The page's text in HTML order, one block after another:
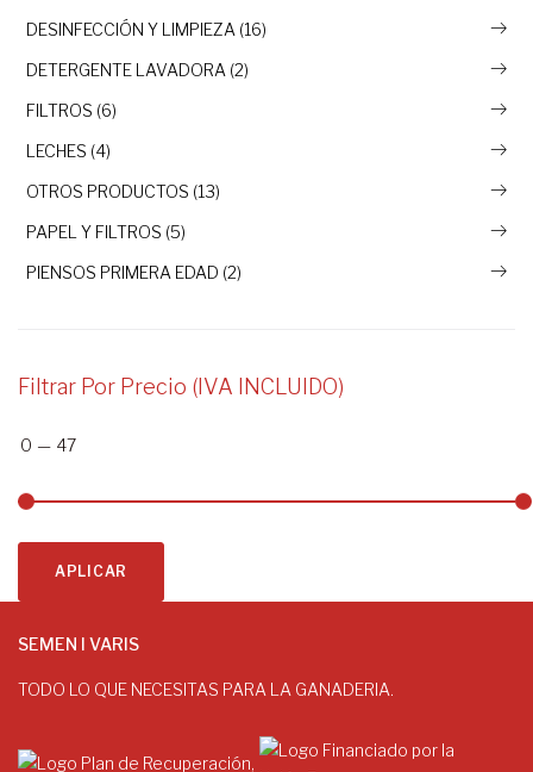
DESINFECCIÓN Y LIMPIEZA (16)
DETERGENTE LAVADORA (2)
FILTROS (6)
LECHES (4)
OTROS PRODUCTOS (13)
PAPEL Y FILTROS (5)
PIENSOS PRIMERA EDAD (2)
Filtrar Por Precio (IVA INCLUIDO)
0 — 47
APLICAR
SEMEN I VARIS
TODO LO QUE NECESITAS PARA LA GANADERIA.